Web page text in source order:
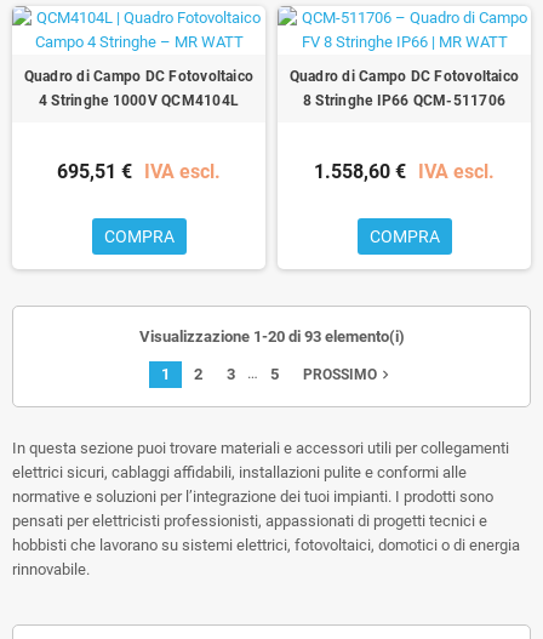
Quadro di Campo DC Fotovoltaico
4 Stringhe 1000V QCM4104L
695,51 € IVA escl.
COMPRA
Quadro di Campo DC Fotovoltaico
8 Stringhe IP66 QCM-511706
1.558,60 € IVA escl.
COMPRA
Visualizzazione 1-20 di 93 elemento(i)
1 2 3 … 5 PROSSIMO navigate_next
In questa sezione puoi trovare materiali e accessori utili per collegamenti
elettrici sicuri, cablaggi affidabili, installazioni pulite e conformi alle
normative e soluzioni per l’integrazione dei tuoi impianti. I prodotti sono
pensati per elettricisti professionisti, appassionati di progetti tecnici e
hobbisti che lavorano su sistemi elettrici, fotovoltaici, domotici o di energia
rinnovabile.